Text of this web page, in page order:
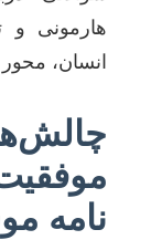
هارمونی و
انسان،
نامه